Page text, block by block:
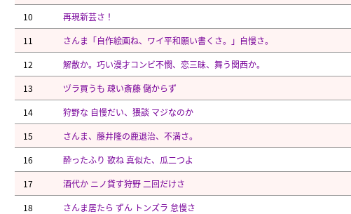
10
再現新芸さ！
11
さんま「自作絵画ね、ワイ平和願い書くさ。」自慢さ。
12
解散か。巧い漫才コンビ不憫、恋三昧、舞う関西か。
13
ヅラ買うも 疎い斎藤 儲からず
14
狩野な 自慢だい、猥談 マジなのか
15
さんま、藤井隆の鹿退治、不満さ。
16
酔ったふり 歌ね 真似た、瓜二つよ
17
酒代か ニノ貸す狩野 二回だけさ
18
さんま居たら ずん トンズラ 怠慢さ